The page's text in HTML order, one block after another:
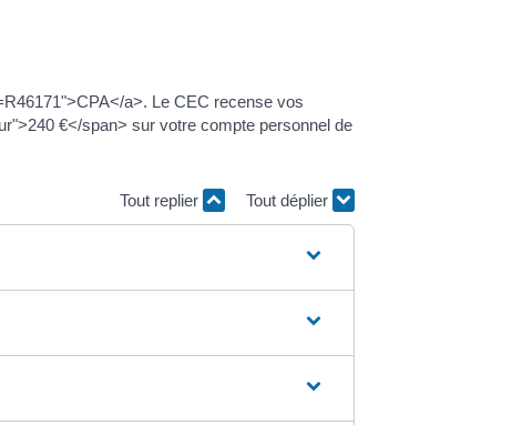
a>. Le CEC recense vos
€</span> sur votre compte personnel de
Tout replier Tout déplier